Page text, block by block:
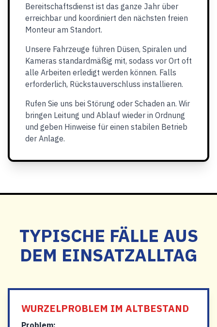
Bereitschaftsdienst ist das ganze Jahr über
erreichbar und koordiniert den nächsten freien
Monteur am Standort.
Unsere Fahrzeuge führen Düsen, Spiralen und
Kameras standardmäßig mit, sodass vor Ort oft
alle Arbeiten erledigt werden können. Falls
erforderlich, Rückstauverschluss installieren.
Rufen Sie uns bei Störung oder Schaden an. Wir
bringen Leitung und Ablauf wieder in Ordnung
und geben Hinweise für einen stabilen Betrieb
der Anlage.
TYPISCHE FÄLLE AUS
DEM EINSATZALLTAG
WURZELPROBLEM IM ALTBESTAND
Problem: